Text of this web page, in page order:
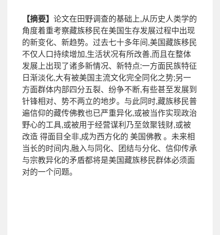
【摘要】 论文在田野调查的基础上,从历史人类学的
角度着重考察藏族移民在美国生存发展过程中出现
的新变化、新趋势。过去七十多年间 ,美国藏族移民
不仅人口持续增加,生活状况有所改善,而且在整体
发展上出现了诸多新情况、新特点:一方面民族特征
日渐淡化,大有被美国主流文化完全同化之势;另一
方面群体内部四分五裂、纷争不断,有些甚至发展到
针锋相对、势不两立的地步。与此同时,藏族移民普
遍信仰的藏传佛教也已严重异化,或被当作实现政治
野心的工具,或被用于经营谋利乃至敛聚钱财,或被
改造 得面目全非,成为西方化的 美国佛教 。未来相
当长的时间内,融入与同化、团结与分化、信仰传承
与宗教异化的矛盾都将是美国藏族移民群体必须面
对的一个问题。